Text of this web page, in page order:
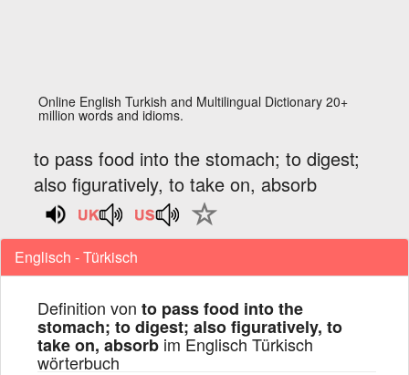
Online English Turkish and Multilingual Dictionary 20+
million words and idioms.
to pass food into the stomach; to digest;
also figuratively, to take on, absorb
Englisch - Türkisch
Definition von to pass food into the
stomach; to digest; also figuratively, to
take on, absorb im Englisch Türkisch
wörterbuch